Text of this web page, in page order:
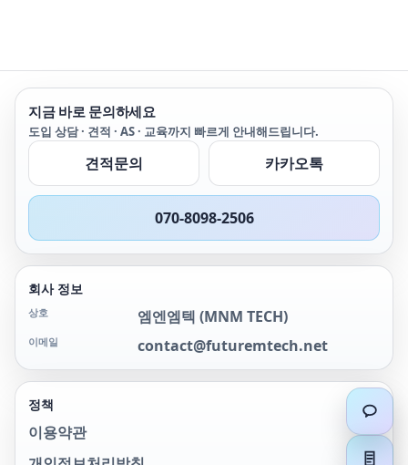
모델은 150V/30A, 300W의
입력 범위를 제공합니다.
측정 분해능이
0.1mV/0.1mA이고,
SDL1000X-E 시리즈 기본
분해능은 1mV/1mA이며,
전류 상승 시간은
u;s까지 조절 가능합니다.
원격 통신 및 제어를 위해
SDL 시리즈에는
이스 유형이 포함되어 있습
니다. SDL1000X 시리즈는
광범위한 응용 분야에서 안
정성을 제공하며 전원, 배
업, LED 조명, 자동차 전자
장치 등 모든 종류의 테스
트 요구 사항을 충족할 수
있습니다.
용자는 동일 모델의
SPS6000X 섀시를 최대 5개
에 맞춰 출력 전력을 확장
할 수 있습니다.
지금 바로 문의하세요
도입 상담 · 견적 · AS · 교육까지 빠르게 안내해드립니다.
견적문의 카카오톡
070-8098-2506
회사 정보
상호 엠엔엠텍 (MNM TECH)
이메일 contact@futuremtech.net
정책
이용약관